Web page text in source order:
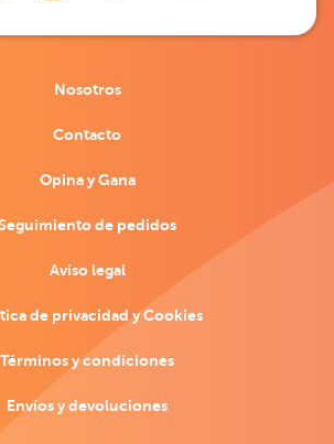
Nosotros
Contacto
Opina y Gana
de pedidos
Aviso legal
de privacidad y Cookies
Términos y condiciones
Envíos y devoluciones